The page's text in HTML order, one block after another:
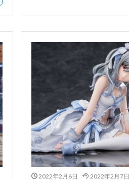
2022年2月6日 2022年2月7日